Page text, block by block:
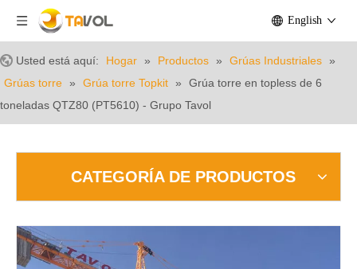
English
Usted está aquí: Hogar » Productos » Grúas Industriales »
Grúas torre » Grúa torre Topkit »
Grúa torre en topless de 6
toneladas QTZ80 (PT5610) - Grupo Tavol
CATEGORÍA DE PRODUCTOS